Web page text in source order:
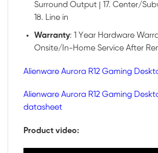
Surround Output | 17. Center/
18. Line in
Warranty: 1 Year Hardware
Onsite/In-Home Service After
Alienware Aurora R12 Gaming
Alienware Aurora R12 Gaming
datasheet
Product video: